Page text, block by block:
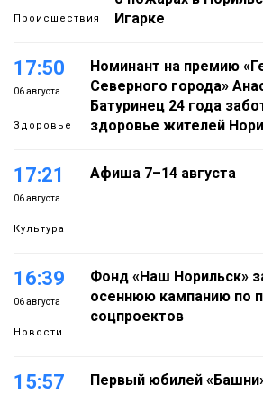
Происшествия
Игарке
17:50
06 августа
Здоровье
Номинант на премию
Северного города»
Батуринец 24 года
здоровье жителей
17:21
06 августа
Культура
Афиша 7–14 августа
16:39
06 августа
Новости
Фонд «Наш Норильск»
осеннюю кампанию по
соцпроектов
15:57
Первый юбилей